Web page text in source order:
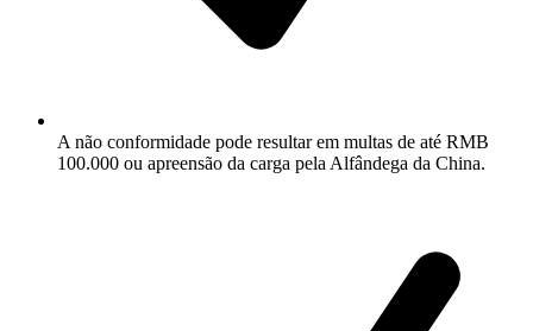
A não conformidade pode resultar em multas de até RMB
100.000 ou apreensão da carga pela Alfândega da China.